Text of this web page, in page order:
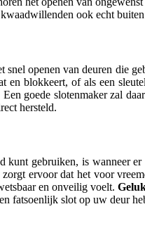
ook echt
snel openen van deuren die
en blokkeert, of als een
goede slotenmaker zal
hersteld.
gebruiken, is wanneer
zorgt ervoor dat het voor
en onveilig voelt.
fatsoenlijk slot op uw deur